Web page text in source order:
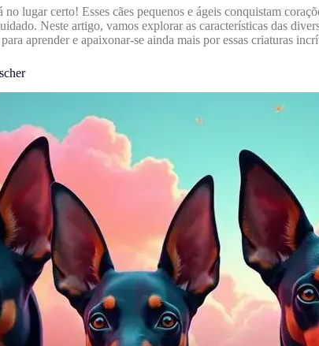
no lugar certo! Esses cães pequenos e ágeis conquistam
Neste artigo, vamos explorar as características das
aprender e apaixonar-se ainda mais por essas criaturas